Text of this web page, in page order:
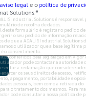
aviso legale opolítica de
Solutions.*
Industrial Solutions é responsável
de recolha de dados.
formulário é registar o pedido
o seu pedido de informação
de que a ADALIS Industrial Solutions
o utilizador que a base legítima
o consentimento.
conferidos pela legislação em
utilizador pode contactar a autoridade
a reclamação que considere
os seus direitos de acesso,
apagamento, portabilidade e
pessoais, bem como a retirada do
o tratamento dos mesmos. Para
pode consultar a nossa política de